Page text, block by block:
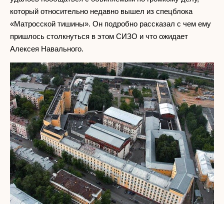
который относительно недавно вышел из спецблока
«Матросской тишины». Он подробно рассказал с чем ему
пришлось столкнуться в этом СИЗО и что ожидает
Алексея Навального.